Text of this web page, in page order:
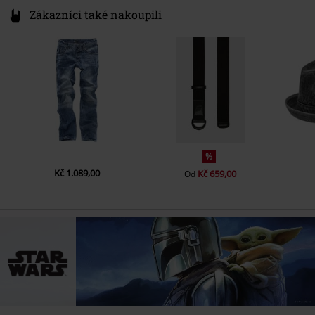
Zákazníci také nakoupili
Kč 1.089,00
%
Od Kč 659,00